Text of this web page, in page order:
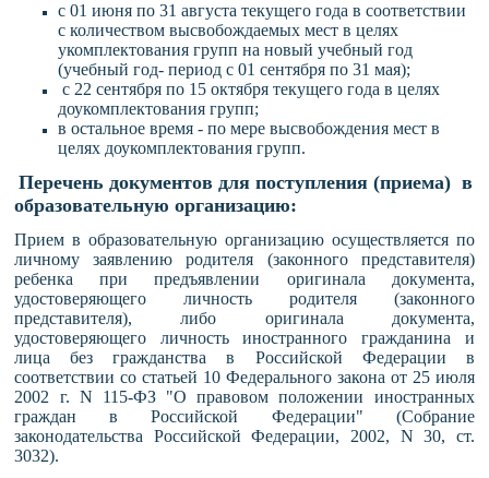
с 01 июня по 31 августа текущего года в соответствии
с количеством высвобождаемых мест в целях
укомплектования групп на новый учебный год
(учебный год- период с 01 сентября по 31 мая);
с 22 сентября по 15 октября текущего года в целях
доукомплектования групп;
в остальное время - по мере высвобождения мест в
целях доукомплектования групп.
Перечень документов для поступления (приема) в
образовательную организацию:
Прием в образовательную организацию осуществляется по
личному заявлению родителя (законного представителя)
ребенка при предъявлении оригинала документа,
удостоверяющего личность родителя (законного
представителя), либо оригинала документа,
удостоверяющего личность иностранного гражданина и
лица без гражданства в Российской Федерации в
соответствии со статьей 10 Федерального закона от 25 июля
2002 г. N 115-ФЗ "О правовом положении иностранных
граждан в Российской Федерации" (Собрание
законодательства Российской Федерации, 2002, N 30, ст.
3032).